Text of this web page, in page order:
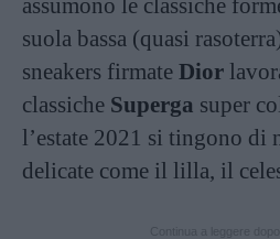
assumono le classiche
suola bassa (quasi
sneakers firmate Dior
classiche Superga super
l’estate 2021 si tingono di
delicate come il lilla, il